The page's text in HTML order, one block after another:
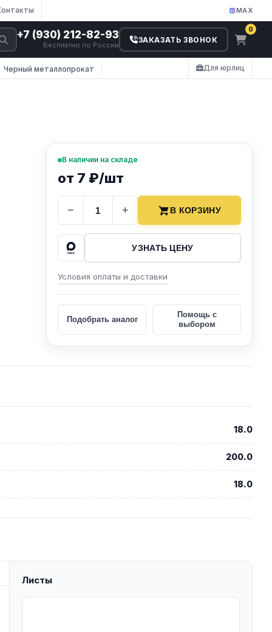
MAX
+7 (930) 212-82-93
Бесплатно по России
ЗАКАЗАТЬ ЗВОНОК
0
Черный металлопрокат Для юрлиц
В наличии на складе
от 7 ₽/шт
− + В КОРЗИНУ
УЗНАТЬ ЦЕНУ
Условия оплаты и доставки
Подобрать аналог
Помощь с
выбором
18.0
200.0
18.0
Листы